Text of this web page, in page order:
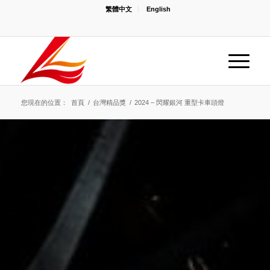
繁體中文 English
您現在的位置： 首頁 / 台灣精品獎 / 2024 – 閃耀銀河 重型卡車頭燈